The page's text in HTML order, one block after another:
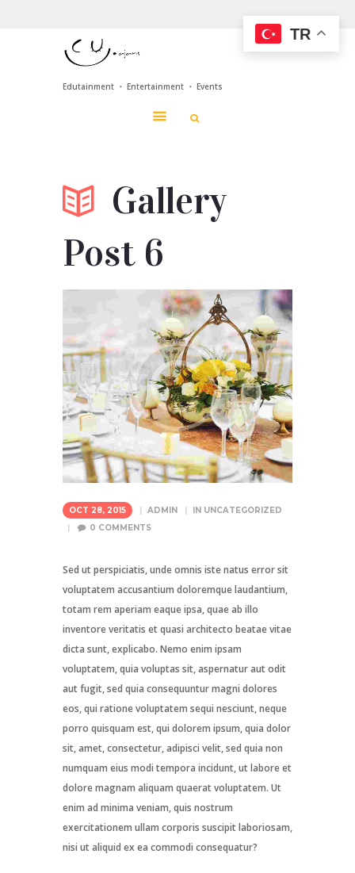
Edutainment ・ Entertainment ・ Events
Gallery
Post 6
OCT 28, 2015 ADMIN IN UNCATEGORIZED
0 COMMENTS
Sed ut perspiciatis, unde omnis iste natus error sit
voluptatem accusantium doloremque laudantium,
totam rem aperiam eaque ipsa, quae ab illo
inventore veritatis et quasi architecto beatae vitae
dicta sunt, explicabo. Nemo enim ipsam
voluptatem, quia voluptas sit, aspernatur aut odit
aut fugit, sed quia consequuntur magni dolores
eos, qui ratione voluptatem sequi nesciunt, neque
porro quisquam est, qui dolorem ipsum, quia dolor
sit, amet, consectetur, adipisci velit, sed quia non
numquam eius modi tempora incidunt, ut labore et
dolore magnam aliquam quaerat voluptatem. Ut
enim ad minima veniam, quis nostrum
exercitationem ullam corporis suscipit laboriosam,
nisi ut aliquid ex ea commodi consequatur?
TR